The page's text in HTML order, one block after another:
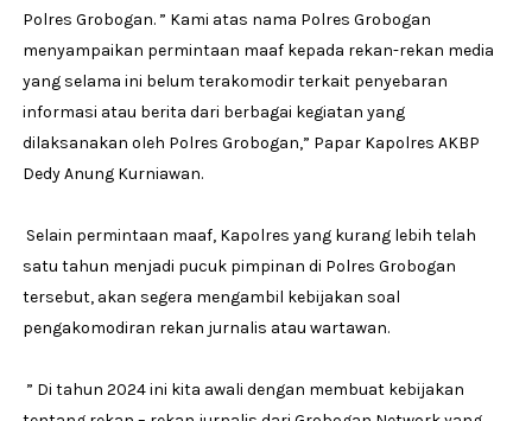
Polres Grobogan. ” Kami atas nama Polres Grobogan
menyampaikan permintaan maaf kepada rekan-rekan media
yang selama ini belum terakomodir terkait penyebaran
informasi atau berita dari berbagai kegiatan yang
dilaksanakan oleh Polres Grobogan,” Papar Kapolres AKBP
Dedy Anung Kurniawan.
Selain permintaan maaf, Kapolres yang kurang lebih telah
satu tahun menjadi pucuk pimpinan di Polres Grobogan
tersebut, akan segera mengambil kebijakan soal
pengakomodiran rekan jurnalis atau wartawan.
” Di tahun 2024 ini kita awali dengan membuat kebijakan